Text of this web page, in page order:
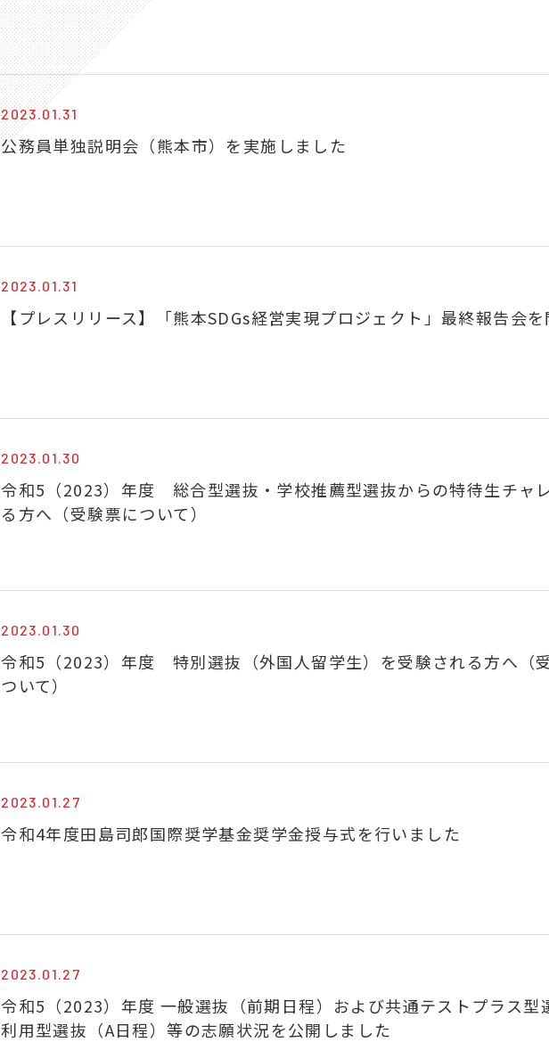
2023.01.31
公務員単独説明会（熊本市）を実施しました
2023.01.31
【プレスリリース】「熊本SDGs経営実現プロジェクト」最終報告会
2023.01.30
令和5（2023）年度 総合型選抜・学校推薦型選抜からの特待生チャ
る方へ（受験票について）
2023.01.30
令和5（2023）年度 特別選抜（外国人留学生）を受験される方へ（
ついて）
2023.01.27
令和4年度田島司郎国際奨学基金奨学金授与式を行いました
2023.01.27
令和5（2023）年度 一般選抜（前期日程）および共通テストプラス型
利用型選抜（A日程）等の志願状況を公開しました